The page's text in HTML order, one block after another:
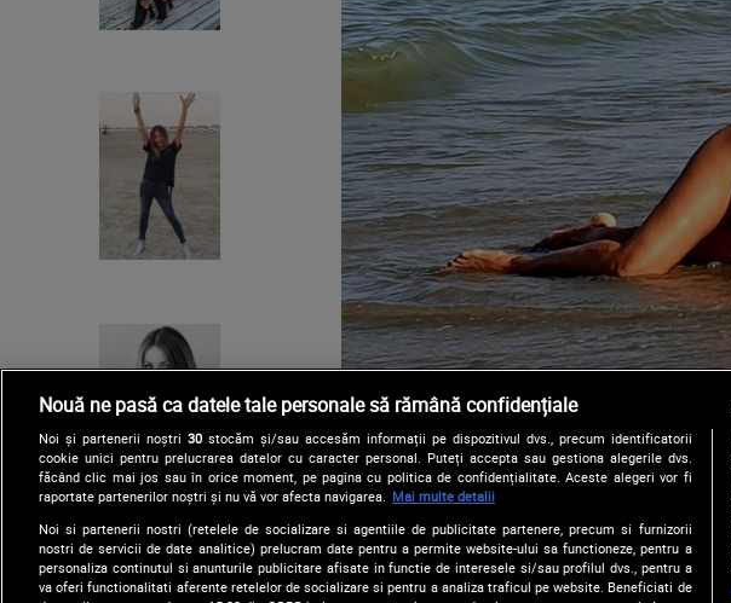
Nouă ne pasă ca datele tale personale să rămână confidențiale
Noi și partenerii noștri 30stocăm și/sau accesăm informații pe dispozitivul dvs., precum identificatorii
cookie unici pentru prelucrarea datelor cu caracter personal. Puteți accepta sau gestiona alegerile dvs.
făcând clic mai jos sau în orice moment, pe pagina cu politica de confidențialitate. Aceste alegeri vor fi
raportate partenerilor noștri și nu vă vor afecta navigarea. Mai multe detalii
Noi si partenerii nostri (retelele de socializare si agentiile de publicitate partenere, precum si furnizorii
nostri de servicii de date analitice) prelucram date pentru a permite website-ului sa functioneze, pentru a
personaliza continutul si anunturile publicitare afisate in functie de interesele si/sau profilul dvs., pentru a
va oferi functionalitati aferente retelelor de socializare si pentru a analiza traficul pe website. Beneficiati de